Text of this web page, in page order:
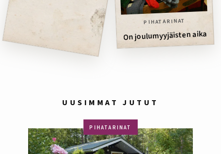
PIHATARINAT
On joulumyyjäisten aika
UUSIMMAT JUTUT
PIHATARINAT